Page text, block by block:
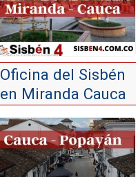
Oficina del Sisbén
en Miranda Cauca